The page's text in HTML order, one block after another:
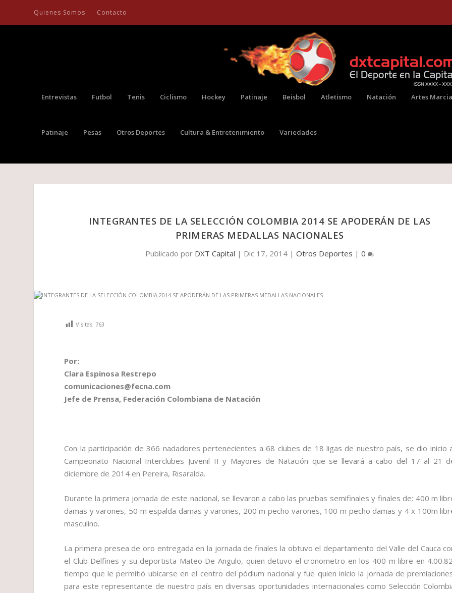
Quienes Somos Contacto
Entrevistas Futbol Tenis Ciclismo Hockey Patinaje Beisbol Atletismo Natación Artes
Patinaje Pesas Otros Deportes Cultura & Entretenimiento Variedades
INTEGRANTES DE LA SELECCIÓN COLOMBIA 2014 SE APODERÁN DE LAS
PRIMERAS MEDALLAS NACIONALES
Publicado por DXT Capital | Dic 17, 2014 |Otros Deportes |0
Visitas: 763
Por:
Clara Espinosa Restrepo
comunicaciones@fecna.com
Jefe de Prensa, Federación Colombiana de Natación
Con la participación de 366 nadadores pertenecientes a 68 clubes de 18 ligas de nuestro país, se dio inicio
Campeonato Nacional Interclubes Juvenil II y Mayores de Natación que se llevará a cabo del 17 al 21
diciembre de 2014 en Pereira, Risaralda.
Durante la primera jornada de este nacional, se llevaron a cabo las pruebas semifinales y finales de: 400 m
damas y varones, 50 m espalda damas y varones, 200 m pecho varones, 100 m pecho damas y 4 x 100m
masculino.
La primera presea de oro entregada en la jornada de finales la obtuvo el departamento del Valle del Cauca
el Club Delfines y su deportista Mateo De Angulo, quien detuvo el cronometro en los 400 m libre en
tiempo que le permitió ubicarse en el centro del pódium nacional y fue quien inicio la jornada de
para este representante de nuestro país en diversas oportunidades internacionales como Selección